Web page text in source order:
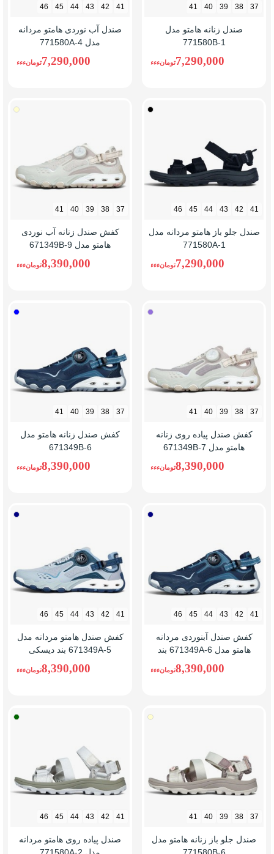
37
38
39
40
41
صندل زنانه هامتو مدل
771580B-1
7,290,000تومانءءء
41
42
43
44
45
46
صندل آب نوردی هامتو مردانه
مدل 771580A-4
7,290,000تومانءءء
مشکی
41
42
43
44
45
46
صندل جلو باز هامتو مردانه مدل
771580A-1
7,290,000تومانءءء
37
38
39
40
41
کفش صندل زنانه آب نوردی
هامتو مدل 671349B-9
8,390,000تومانءءء
کرم(بژ)/
37
38
39
40
41
کفش صندل پیاده روی زنانه
هامتو مدل 671349B-7
8,390,000تومانءءء
37
38
39
40
41
کفش صندل زنانه هامتو مدل
671349B-6
8,390,000تومانءءء
سرمه
41
42
43
44
45
46
کفش صندل آبنوردی مردانه
هامتو مدل 671349A-6 بند
دیسکی
8,390,000تومانءءء
41
42
43
44
45
46
کفش صندل هامتو مردانه مدل
671349A-5 بند دیسکی
8,390,000تومانءءء
کرم(بژ)
37
38
39
40
41
صندل جلو باز زنانه هامتو مدل
41
42
43
44
45
46
صندل پیاده روی هامتو مردانه